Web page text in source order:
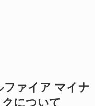
ァイア マイナ
について